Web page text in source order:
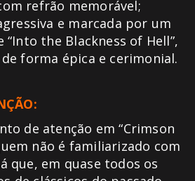
refrão memorável;
e marcada por um
the Blackness of Hell”,
forma épica e cerimonial.
de atenção em “Crimson
não é familiarizado com
que, em quase todos os